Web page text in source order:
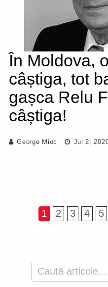
În Moldova,
câștiga, tot
gașca Relu
câștiga!
George Mioc Jul 2,
1 2 3 4 5